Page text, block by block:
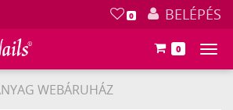
0 BELÉPÉS
0
WEBÁRUHÁZ